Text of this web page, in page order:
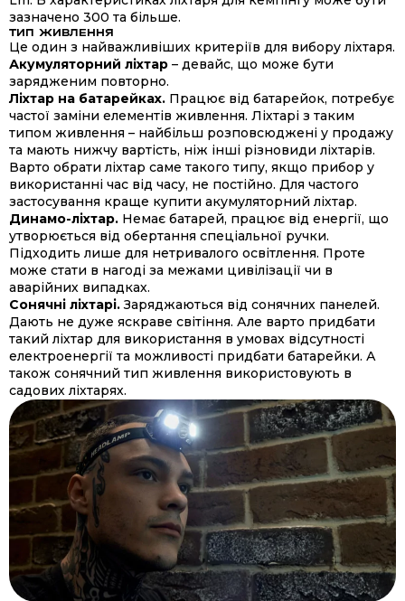
зазначено 300 та більше.
ТИП ЖИВЛЕННЯ
Це один з найважливіших критеріїв для вибору ліхтаря.
Акумуляторний ліхтар – девайс, що може бути
зарядженим повторно.
Ліхтар на батарейках. Працює від батарейок, потребує
частої заміни елементів живлення. Ліхтарі з таким
типом живлення – найбільш розповсюджені у продажу
та мають нижчу вартість, ніж інші різновиди ліхтарів.
Варто обрати ліхтар саме такого типу, якщо прибор у
використанні час від часу, не постійно. Для частого
застосування краще купити акумуляторний ліхтар.
Динамо-ліхтар. Немає батарей, працює від енергії, що
утворюється від обертання спеціальної ручки.
Підходить лише для нетривалого освітлення. Проте
може стати в нагоді за межами цивілізації чи в
аварійних випадках.
Сонячні ліхтарі.Заряджаються від сонячних панелей.
Дають не дуже яскраве світіння. Але варто придбати
такий ліхтар для використання в умовах відсутності
електроенергії та можливості придбати батарейки. А
також сонячний тип живлення використовують в
садових ліхтарях.